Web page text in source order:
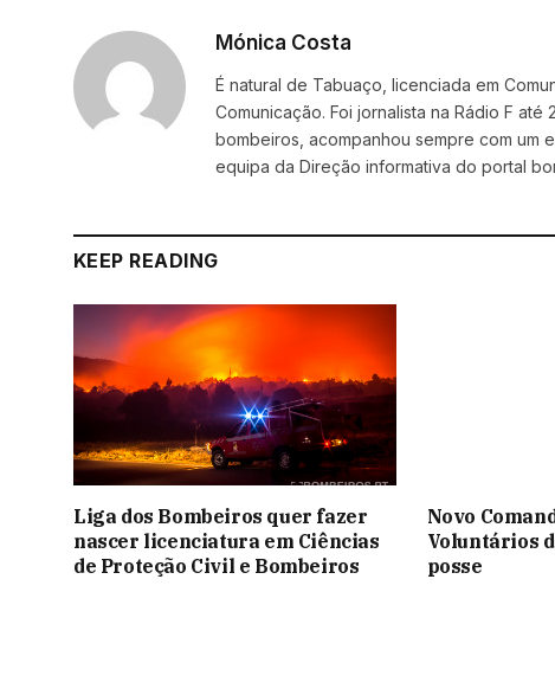
Mónica Costa
É natural de Tabuaço, licenciada em
Comunicação. Foi jornalista na Rádio F
bombeiros, acompanhou sempre com um
equipa da Direção informativa do portal
KEEP READING
Liga dos Bombeiros quer fazer
nascer licenciatura em Ciências
de Proteção Civil e Bombeiros
Novo
Voluntários
posse